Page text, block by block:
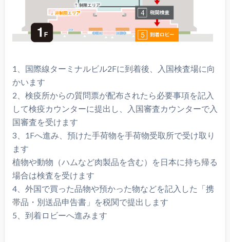
1、国際線ターミナルビル2Fに到着後、入国検査場に向
かいます
2、検疫所からの質問票が配布されたら必要事項を記入
して検疫カウンターに提出し、入国審査カウンターで入
国審査を受けます
3、1Fへ進み、預けた手荷物を手荷物受取所で受け取り
ます
植物や動物（ハムなど肉製品を含む）を日本に持ち帰る
場合は検査を受けます
4、外国で買った品物や預かった物などを記入した「携
帯品・別送品申告書」を税関で提出します
5、到着ロビーへ進みます